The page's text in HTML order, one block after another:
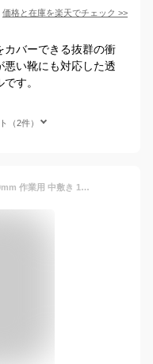
価格と在庫を楽天でチェック >>
カバーできる抜群の衝
い靴にも対応した透
す。
（2件）
インソール 安全靴 衝撃吸収 極厚 10mm 作業用 中敷き 1cm クッション 疲労軽減 立ち仕事 現場 長靴 衝撃分散 疲れにくい 底冷え対策 ムレ防止 モリト 9783